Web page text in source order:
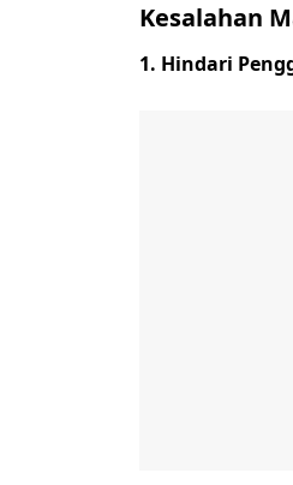
Kesalahan
1. Hindari